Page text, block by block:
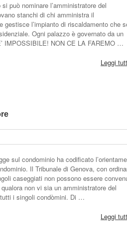
può nominare l’amministratore del
stanchi di chi amministra il
l’impianto di riscaldamento che
Ogni palazzo è governato da un
IMPOSSIBILE! NON CE LA FAREMO …
Leggi
sul condominio ha codificato
Il Tribunale di Genova, con
caseggiati non possono essere
non vi sia un amministratore del
i singoli condòmini. Di …
Leggi